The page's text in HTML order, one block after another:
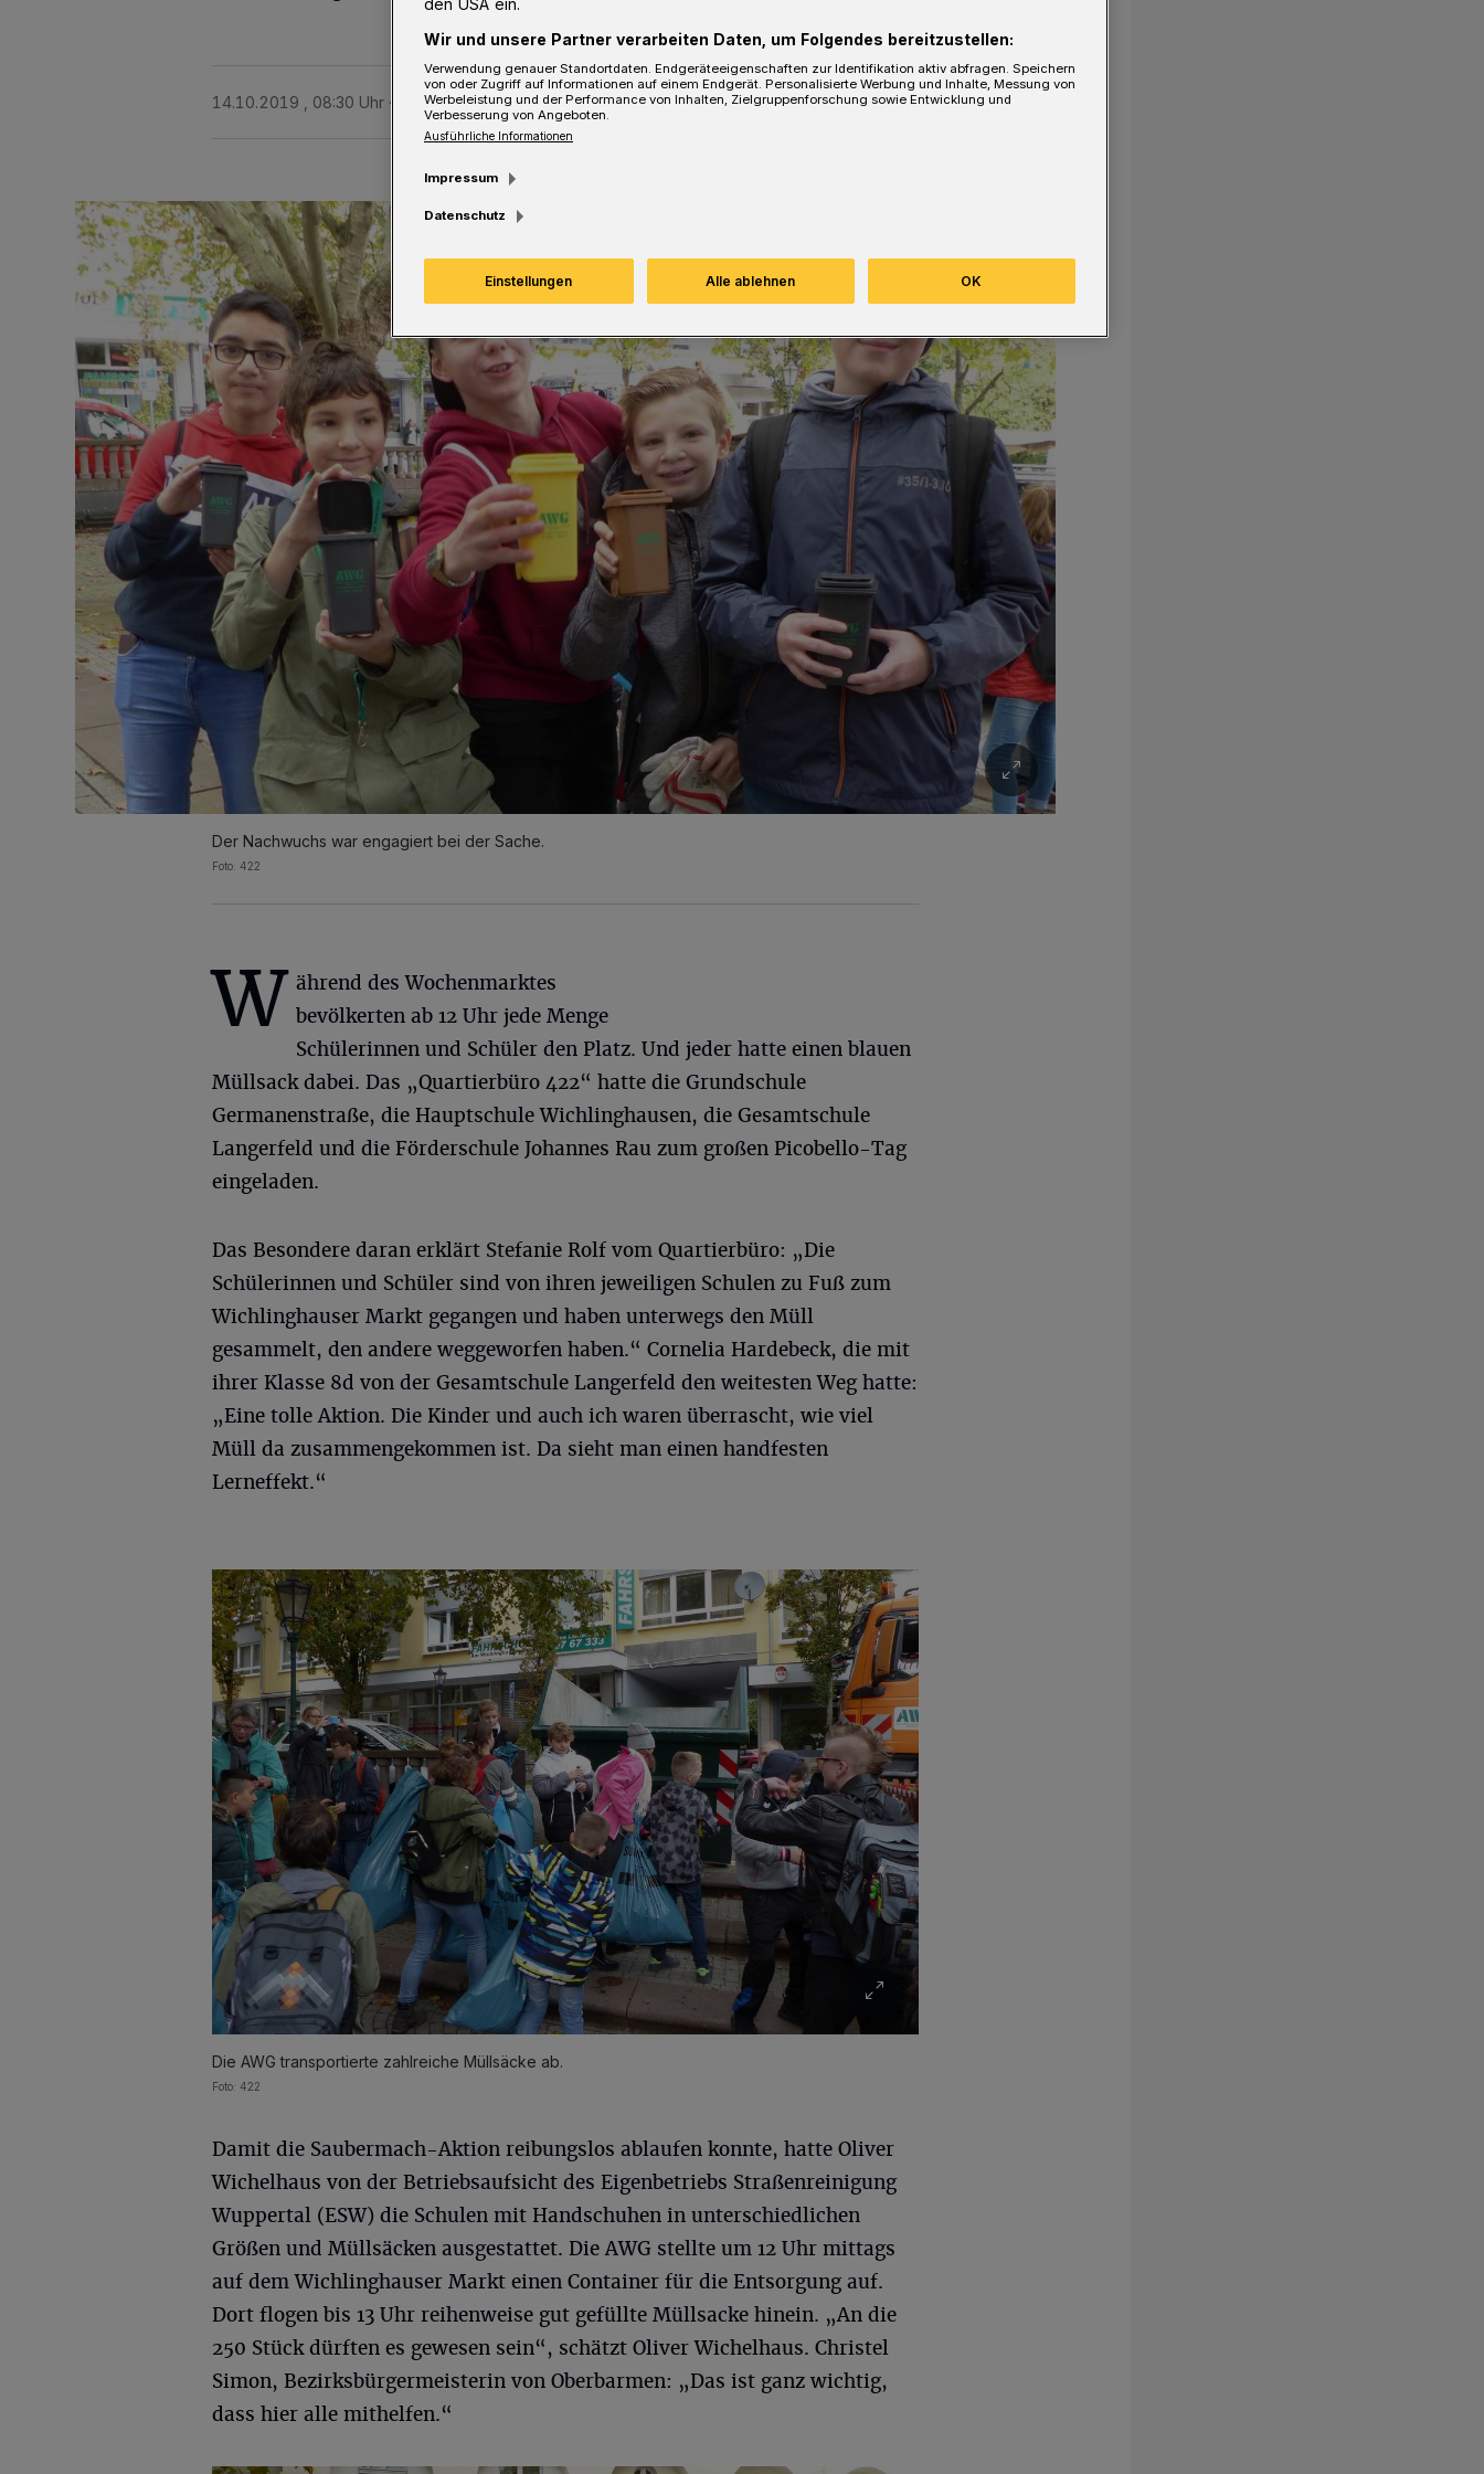
14.10.2019 , 08:30 Uhr 2 Minuten Lesezeit
Der Nachwuchs war engagiert bei der Sache.
Foto: 422
W ährend des Wochenmarktes
bevölkerten ab 12 Uhr jede Menge
Schülerinnen und Schüler den Platz. Und jeder hatte einen blauen
Müllsack dabei. Das „Quartierbüro 422“ hatte die Grundschule
Germanenstraße, die Hauptschule Wichlinghausen, die Gesamtschule
Langerfeld und die Förderschule Johannes Rau zum großen Picobello-Tag
eingeladen.
Das Besondere daran erklärt Stefanie Rolf vom Quartierbüro: „Die
Schülerinnen und Schüler sind von ihren jeweiligen Schulen zu Fuß zum
Wichlinghauser Markt gegangen und haben unterwegs den Müll
gesammelt, den andere weggeworfen haben.“ Cornelia Hardebeck, die mit
ihrer Klasse 8d von der Gesamtschule Langerfeld den weitesten Weg hatte:
„Eine tolle Aktion. Die Kinder und auch ich waren überrascht, wie viel
Müll da zusammengekommen ist. Da sieht man einen handfesten
Lerneffekt.“
Die AWG transportierte zahlreiche Müllsäcke ab.
Foto: 422
Damit die Saubermach-Aktion reibungslos ablaufen konnte, hatte Oliver
Wichelhaus von der Betriebsaufsicht des Eigenbetriebs Straßenreinigung
Wuppertal (ESW) die Schulen mit Handschuhen in unterschiedlichen
Größen und Müllsäcken ausgestattet. Die AWG stellte um 12 Uhr mittags
auf dem Wichlinghauser Markt einen Container für die Entsorgung auf.
Dort flogen bis 13 Uhr reihenweise gut gefüllte Müllsacke hinein. „An die
250 Stück dürften es gewesen sein“, schätzt Oliver Wichelhaus. Christel
Simon, Bezirksbürgermeisterin von Oberbarmen: „Das ist ganz wichtig,
dass hier alle mithelfen.“
den USA ein.
Wir und unsere Partner verarbeiten Daten, um Folgendes bereitzustellen:
Verwendung genauer Standortdaten. Endgeräteeigenschaften zur Identifikation aktiv abfragen. Speichern
von oder Zugriff auf Informationen auf einem Endgerät. Personalisierte Werbung und Inhalte, Messung von
Werbeleistung und der Performance von Inhalten, Zielgruppenforschung sowie Entwicklung und
Verbesserung von Angeboten.
Ausführliche Informationen
Impressum
Datenschutz
Einstellungen Alle ablehnen OK